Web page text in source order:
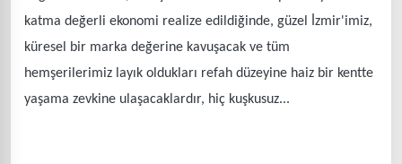
katma değerli ekonomi realize edildiğinde, güzel İzmir'imiz,
küresel bir marka değerine kavuşacak ve tüm
hemşerilerimiz layık oldukları refah düzeyine haiz bir kentte
yaşama zevkine ulaşacaklardır, hiç kuşkusuz...